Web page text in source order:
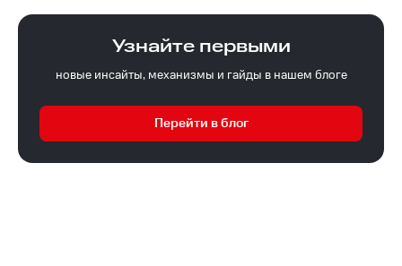
Узнайте первыми
новые инсайты, механизмы и гайды в нашем блоге
Перейти в блог